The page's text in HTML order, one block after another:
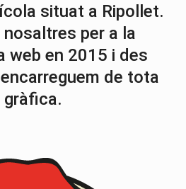
situat a Ripollet.
per a la
web en 2015 i des
de tota
gràfica.